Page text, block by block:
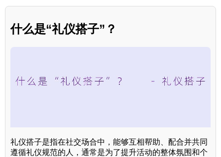
什么是“礼仪搭子”？
礼仪搭子是指在社交场合中，能够互相帮助、配合并共同
遵循礼仪规范的人，通常是为了提升活动的整体氛围和个